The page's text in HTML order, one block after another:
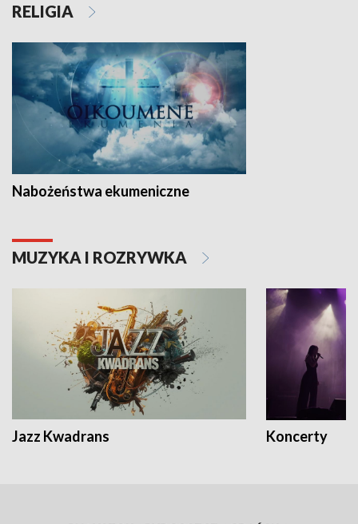
RELIGIA
Nabożeństwa ekumeniczne
MUZYKA I ROZRYWKA
Jazz Kwadrans Koncerty